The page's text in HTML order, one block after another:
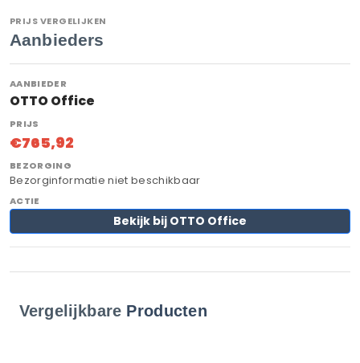
PRIJS VERGELIJKEN
Aanbieders
OTTO Office
€765,92
Bezorginformatie niet beschikbaar
Bekijk bij OTTO Office
Vergelijkbare Producten